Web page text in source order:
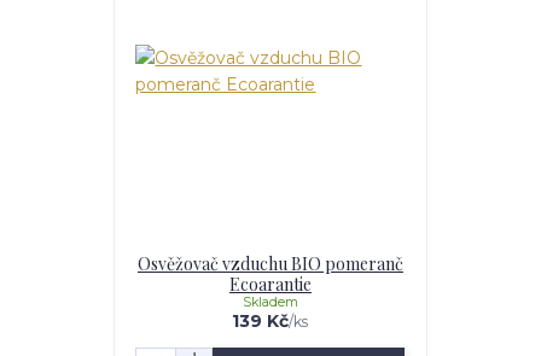
Osvěžovač vzduchu BIO pomeranč
Ecoarantie
139 Kč/ks
Skladem